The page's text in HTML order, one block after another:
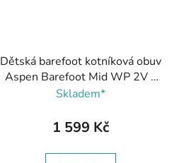
Dětská barefoot kotníková obuv
Aspen Barefoot Mid WP 2V -
Black, Viking
Skladem*
1 599 Kč